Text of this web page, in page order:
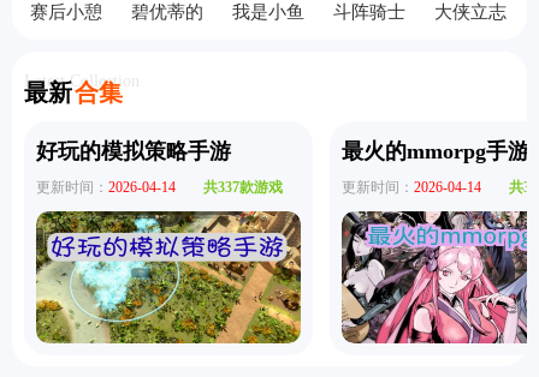
赛后小憩
碧优蒂的
我是小鱼
斗阵骑士
大侠立志
最新合集
Latest Collection
好玩的模拟策略手游
更新时间： 2026-04-14 共337款游戏
最火的mmorpg手游
更新时间： 2026-04-14 共